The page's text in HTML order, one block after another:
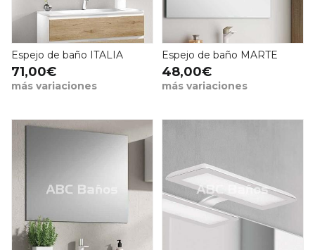
Espejo de baño ITALIA
71,00€
más variaciones
Espejo de baño MARTE
48,00€
más variaciones